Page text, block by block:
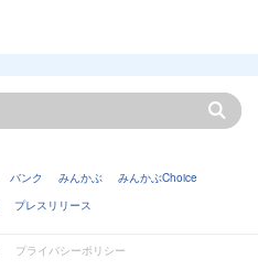
バンク みんかぶ
みんかぶChoice
プレスリリース
プライバシーポリシー